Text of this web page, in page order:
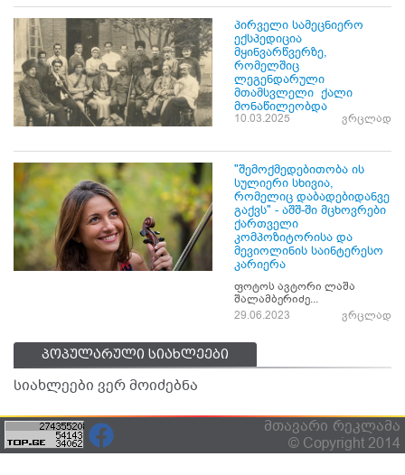
პირველი სამეცნიერო
ექსპედიცია
მყინვარწვერზე,
რომელშიც
ლეგენდარული
მთამსვლელი ქალი
მონაწილეობდა
10.03.2025 ვრცლად
"შემოქმედებითობა ის
სულიერი სხივია,
რომელიც დაბადებიდანვე
გაქვს" - აშშ-ში მცხოვრები
ქართველი
კომპოზიტორისა და
მევიოლინის საინტერესო
კარიერა
ფოტოს ავტორი ლაშა
შალამბერიძე...
29.06.2023
ვრცლად
პოპულარული სიახლეები
სიახლეები ვერ მოიძებნა
მთავარი რეკლამა
© Copyright 2014